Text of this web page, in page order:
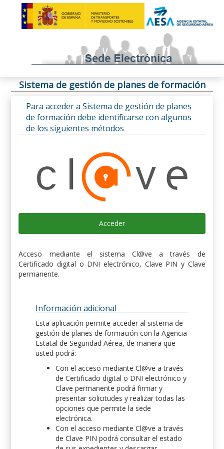
Sistema de gestión de planes de formación
Para acceder a Sistema de gestión de planes
de formación debe identificarse con algunos
de los siguientes métodos
Acceder
Acceso mediante el sistema Cl@ve a través de
Certificado digital o DNI electrónico, Clave PIN y Clave
permanente.
Información adicional
Esta aplicación permite acceder al sistema de
gestión de planes de formación con la Agencia
Estatal de Seguridad Aérea, de manera que
usted podrá:
Con el acceso mediante Cl@ve a través
de Certificado digital o DNI electrónico y
Clave permanente podrá firmar y
presentar solicitudes y realizar todas las
opciones que permite la sede
electrónica.
Con el acceso mediante Cl@ve a través
de Clave PIN podrá consultar el estado